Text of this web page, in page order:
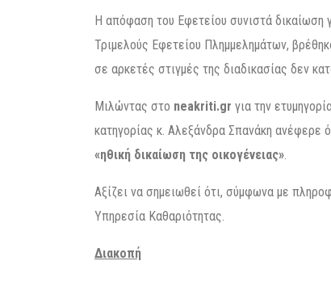
Η απόφαση του Εφετείου συνιστά δικαίωση
Τριμελούς Εφετείου Πλημμελημάτων,
σε αρκετές στιγμές της διαδικασίας δεν
Μιλώντας στο neakriti.gr για την
κατηγορίας κ. Αλεξάνδρα Σπανάκη ανέφερε
«ηθική δικαίωση της οικογένειας».
Αξίζει να σημειωθεί ότι, σύμφωνα με
Υπηρεσία Καθαριότητας.
Διακοπή